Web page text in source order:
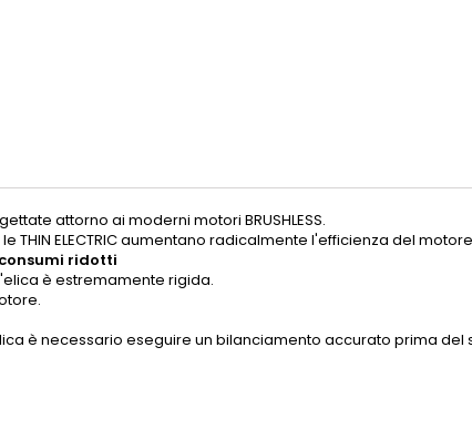
attorno ai moderni motori BRUSHLESS.
ELECTRIC aumentano radicalmente l'efficienza del
ridotti
è estremamente rigida.
è necessario eseguire un bilanciamento accurato prima del